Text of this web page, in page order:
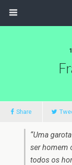
Share
“Uma
ser homem
todos os